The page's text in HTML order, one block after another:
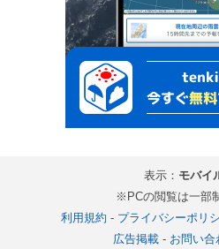
表示： モバイ
※PCの閲覧は一部
利用規約 - プライバシーポリ
広告掲載- お問い合